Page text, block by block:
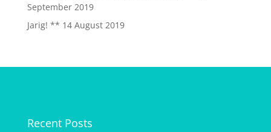
September 2019
Jarig! ** 14 August 2019
Recent Posts